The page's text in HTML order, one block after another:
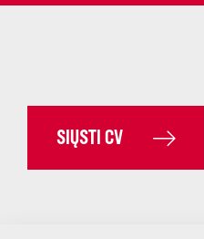
SIŲSTI CV